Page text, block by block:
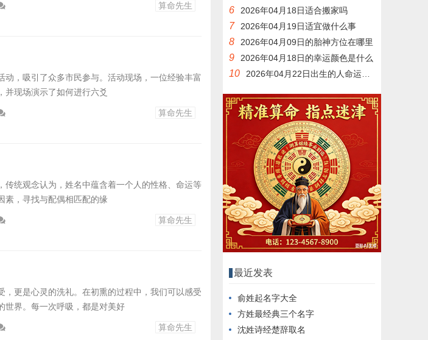
算命先生
，吸引了众多市民参与。活动现场，一位经验丰富
并现场演示了如何进行六爻
算命先生
统观念认为，姓名中蕴含着一个人的性格、命运等
素，寻找与配偶相匹配的缘
算命先生
更是心灵的洗礼。在初熏的过程中，我们可以感受
世界。每一次呼吸，都是对美好
算命先生
6 2026年04月18日适合搬家吗
7 2026年04月19日适宜做什么事
8 2026年04月09日的胎神方位在哪里
9 2026年04月18日的幸运颜色是什么
10 2026年04月22日出生的人命运如何
最近发表
俞姓起名字大全
方姓最经典三个名字
沈姓诗经楚辞取名